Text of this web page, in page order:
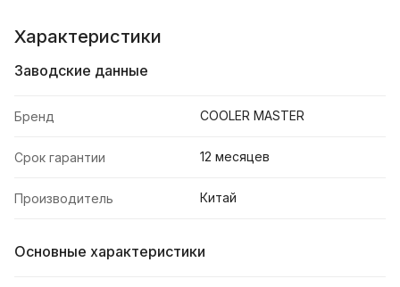
Характеристики
Заводские данные
Бренд COOLER MASTER
Срок гарантии 12 месяцев
Производитель Китай
Основные характеристики